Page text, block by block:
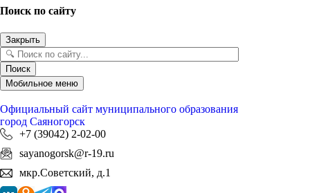
Поиск по сайту
Закрыть
Поиск
Мобильное меню
Официальный сайт муниципального образования
город Саяногорск
+7 (39042) 2-02-00
sayanogorsk@r-19.ru
мкр.Советский, д.1